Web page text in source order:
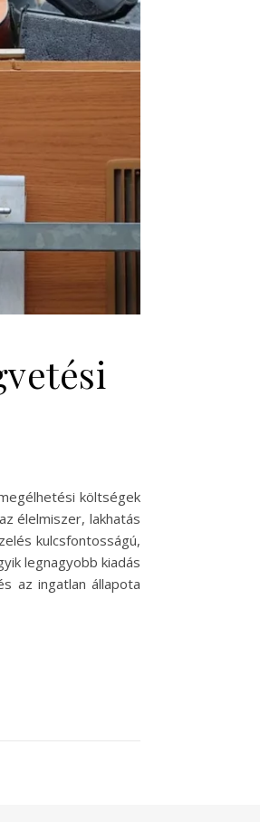
költségek
élelmiszer, lakhatás
kulcsfontosságú,
legnagyobb kiadás
az ingatlan állapota